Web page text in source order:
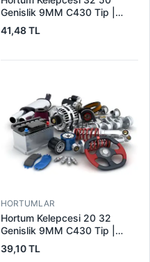
Genislik 9MM C430 Tip |
ERBI C430 32-50
41,48 TL
HORTUMLAR
Hortum Kelepcesi 20 32
Genislik 9MM C430 Tip |
ERBI C430 20-32
39,10 TL